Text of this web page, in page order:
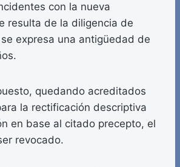
con la nueva
resulta de la diligencia de
expresa una antigüedad de
quedando acreditados
la rectificación descriptiva
en base al citado precepto, el
revocado.